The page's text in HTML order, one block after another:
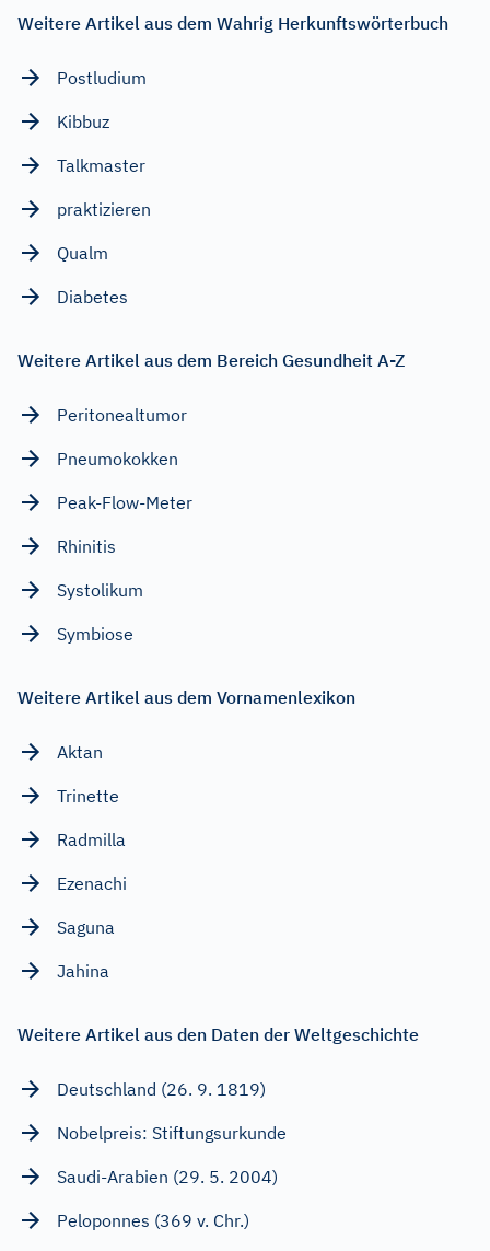
Weitere Artikel aus dem Wahrig Herkunftswörterbuch
Postludium
Kibbuz
Talkmaster
praktizieren
Qualm
Diabetes
Weitere Artikel aus dem Bereich Gesundheit A-Z
Peritonealtumor
Pneumokokken
Peak-Flow-Meter
Rhinitis
Systolikum
Symbiose
Weitere Artikel aus dem Vornamenlexikon
Aktan
Trinette
Radmilla
Ezenachi
Saguna
Jahina
Weitere Artikel aus den Daten der Weltgeschichte
Deutschland (26. 9. 1819)
Nobelpreis: Stiftungsurkunde
Saudi-Arabien (29. 5. 2004)
Peloponnes (369 v. Chr.)